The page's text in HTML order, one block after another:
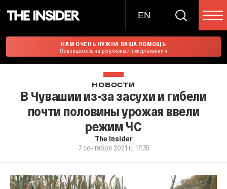
EN
НАМ ОЧЕНЬ НУЖНА ВАША ПОМОЩЬ
Подпишитесь на регулярные пожертвования
НОВОСТИ
В Чувашии из-за засухи и гибели
почти половины урожая ввели
режим ЧС
The Insider
7 сентября 2021 г., 17:35